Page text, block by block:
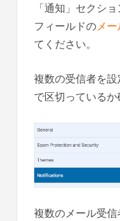
「通知」セクシ
フィールドのメ
てください。
複数の受信者を
で区切っているか
複数のメール受